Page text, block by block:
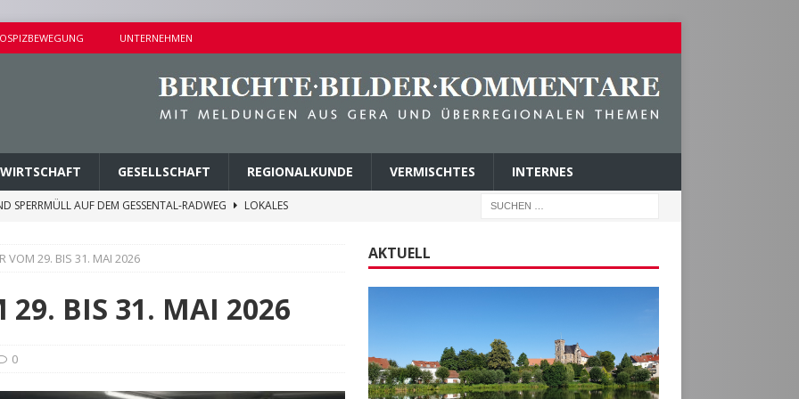
UNTERNEHMEN
WIRTSCHAFT GESELLSCHAFT REGIONALKUNDE VERMISCHTES INTERNES
SPERRMÜLL AUF DEM GESSENTAL-RADWEG
LOKALES
SEIT 1. AUGUST 2026
DETAILS BEKANNT
VERMISCHTES
VOM 29. BIS 31. MAI 2026
29. BIS 31. MAI 2026
0
AKTUELL